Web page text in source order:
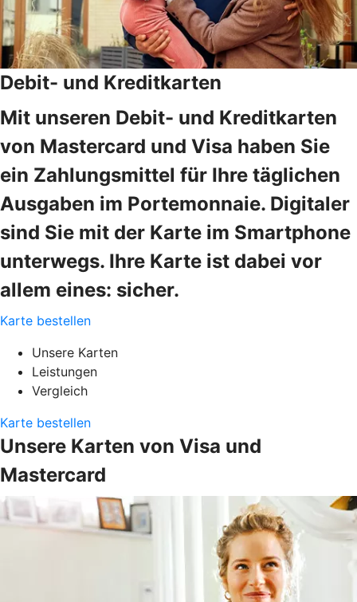
Debit- und Kreditkarten
Mit unseren Debit- und Kreditkarten
von Mastercard und Visa haben Sie
ein Zahlungsmittel für Ihre täglichen
Ausgaben im Portemonnaie. Digitaler
sind Sie mit der Karte im Smartphone
unterwegs. Ihre Karte ist dabei vor
allem eines: sicher.
Karte bestellen
Unsere Karten
Leistungen
Vergleich
Karte bestellen
Unsere Karten von Visa und
Mastercard